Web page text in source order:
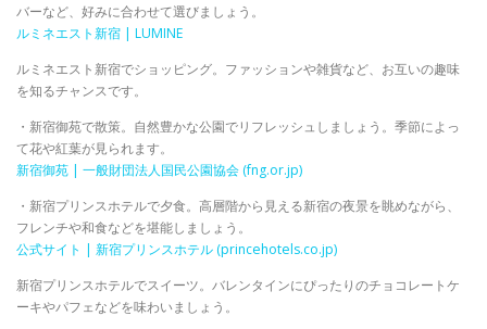
バーなど、好みに合わせて選びましょう。
ルミネエスト新宿 | LUMINE
ルミネエスト新宿でショッピング。ファッションや雑貨など、お互いの趣味
を知るチャンスです。
・新宿御苑で散策。自然豊かな公園でリフレッシュしましょう。季節によっ
て花や紅葉が見られます。
新宿御苑 | 一般財団法人国民公園協会 (fng.or.jp)
・新宿プリンスホテルで夕食。高層階から見える新宿の夜景を眺めながら、
フレンチや和食などを堪能しましょう。
公式サイト | 新宿プリンスホテル (princehotels.co.jp)
新宿プリンスホテルでスイーツ。バレンタインにぴったりのチョコレートケ
ーキやパフェなどを味わいましょう。